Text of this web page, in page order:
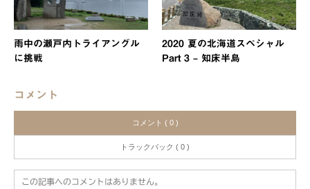
雨中の瀬戸内トライアングル
に挑戦
2020 夏の北海道スペシャル
Part 3 – 知床半島
コメント
コメント ( 0 )
トラックバック ( 0 )
この記事へのコメントはありません。